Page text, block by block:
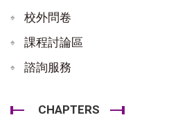
校外問卷
課程討論區
諮詢服務
CHAPTERS